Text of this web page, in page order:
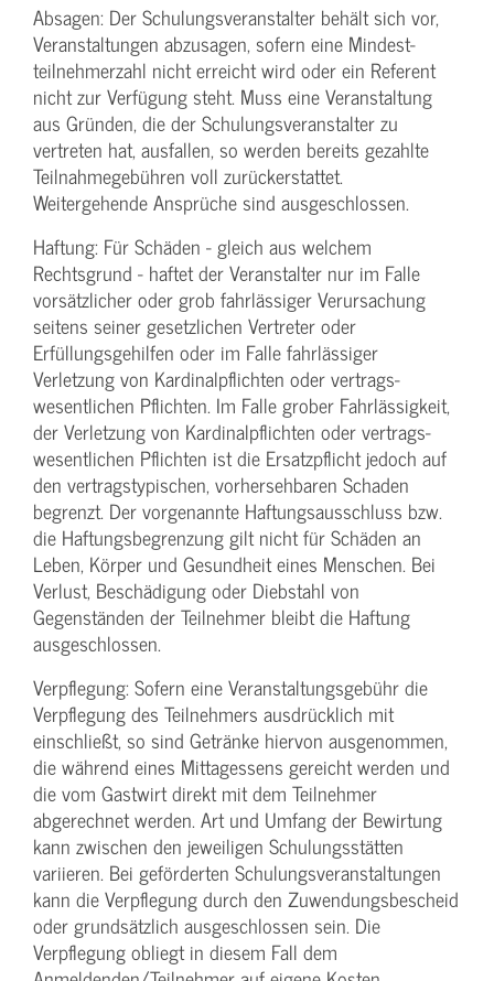
Absagen: Der Schulungs­veranstalter behält sich vor,
Veranstaltungen abzusagen, sofern eine Mindest­
teilnehmerzahl nicht erreicht wird oder ein Referent
nicht zur Verfügung steht. Muss eine Veranstaltung
aus Gründen, die der Schulungs­veranstalter zu
vertreten hat, ausfallen, so werden bereits gezahlte
Teilnahme­gebühren voll zurückerstattet.
Weitergehende Ansprüche sind ausgeschlossen.
Haftung: Für Schäden - gleich aus welchem
Rechtsgrund - haftet der Veranstalter nur im Falle
vorsätzlicher oder grob fahrlässiger Verursachung
seitens seiner gesetzlichen Vertreter oder
Erfüllungsgehilfen oder im Falle fahrlässiger
Verletzung von Kardinalpflichten oder vertrags­
wesentlichen Pflichten. Im Falle grober Fahrlässigkeit,
der Verletzung von Kardinalpflichten oder vertrags­
wesentlichen Pflichten ist die Ersatzpflicht jedoch auf
den vertragstypischen, vorhersehbaren Schaden
begrenzt. Der vorgenannte Haftungs­ausschluss bzw.
die Haftungs­begrenzung gilt nicht für Schäden an
Leben, Körper und Gesundheit eines Menschen. Bei
Verlust, Beschädigung oder Diebstahl von
Gegenständen der Teilnehmer bleibt die Haftung
ausgeschlossen.
Verpflegung: Sofern eine Veranstaltungs­gebühr die
Verpflegung des Teilnehmers ausdrücklich mit
einschließt, so sind Getränke hiervon ausgenommen,
die während eines Mittagessens gereicht werden und
die vom Gastwirt direkt mit dem Teilnehmer
abgerechnet werden. Art und Umfang der Bewirtung
kann zwischen den jeweiligen Schulungsstätten
variieren. Bei geförderten Schulungs­veranstaltungen
kann die Verpflegung durch den Zuwendungs­bescheid
oder grundsätzlich ausgeschlossen sein. Die
Verpflegung obliegt in diesem Fall dem